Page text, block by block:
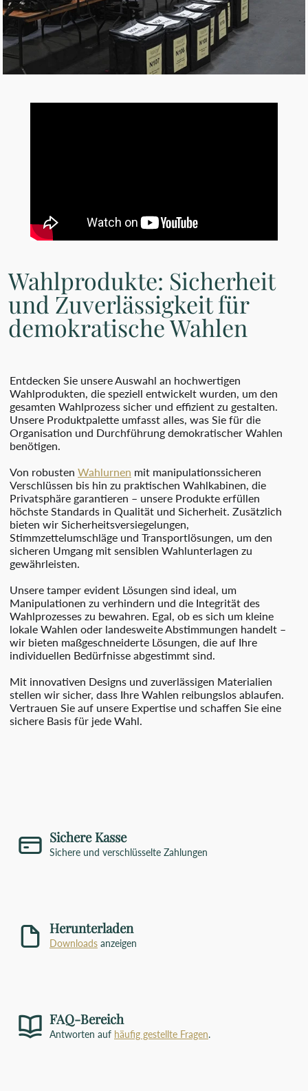
Wahlprodukte: Sicherheit
und Zuverlässigkeit für
demokratische Wahlen
Entdecken Sie unsere Auswahl an hochwertigen
Wahlprodukten, die speziell entwickelt wurden, um den
gesamten Wahlprozess sicher und effizient zu gestalten.
Unsere Produktpalette umfasst alles, was Sie für die
Organisation und Durchführung demokratischer Wahlen
benötigen.
Von robusten Wahlurnen mit manipulationssicheren
Verschlüssen bis hin zu praktischen Wahlkabinen, die
Privatsphäre garantieren – unsere Produkte erfüllen
höchste Standards in Qualität und Sicherheit. Zusätzlich
bieten wir Sicherheitsversiegelungen,
Stimmzettelumschläge und Transportlösungen, um den
sicheren Umgang mit sensiblen Wahlunterlagen zu
gewährleisten.
Unsere tamper evident Lösungen sind ideal, um
Manipulationen zu verhindern und die Integrität des
Wahlprozesses zu bewahren. Egal, ob es sich um kleine
lokale Wahlen oder landesweite Abstimmungen handelt –
wir bieten maßgeschneiderte Lösungen, die auf Ihre
individuellen Bedürfnisse abgestimmt sind.
Mit innovativen Designs und zuverlässigen Materialien
stellen wir sicher, dass Ihre Wahlen reibungslos ablaufen.
Vertrauen Sie auf unsere Expertise und schaffen Sie eine
sichere Basis für jede Wahl.
Sichere Kasse
Sichere und verschlüsselte Zahlungen
Herunterladen
Downloads anzeigen
FAQ-Bereich
Antworten auf häufig gestellte Fragen.